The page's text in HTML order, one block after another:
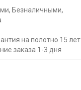
Безналичными,
на полотно 15 лет
заказа 1-3 дня